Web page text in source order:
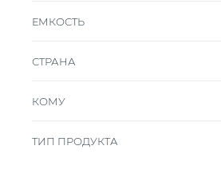
ЕМКОСТЬ
СТРАНА
КОМУ
ТИП ПРОДУКТА